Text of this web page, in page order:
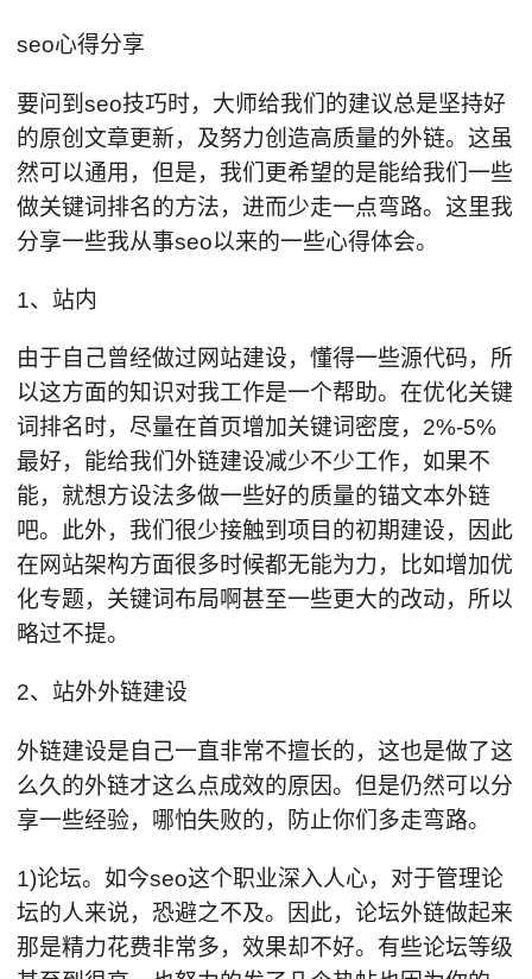
seo心得分享
要问到seo技巧时，大师给我们的建议总是坚持好
的原创文章更新，及努力创造高质量的外链。这虽
然可以通用，但是，我们更希望的是能给我们一些
做关键词排名的方法，进而少走一点弯路。这里我
分享一些我从事seo以来的一些心得体会。
1、站内
由于自己曾经做过网站建设，懂得一些源代码，所
以这方面的知识对我工作是一个帮助。在优化关键
词排名时，尽量在首页增加关键词密度，2%-5%
最好，能给我们外链建设减少不少工作，如果不
能，就想方设法多做一些好的质量的锚文本外链
吧。此外，我们很少接触到项目的初期建设，因此
在网站架构方面很多时候都无能为力，比如增加优
化专题，关键词布局啊甚至一些更大的改动，所以
略过不提。
2、站外外链建设
外链建设是自己一直非常不擅长的，这也是做了这
么久的外链才这么点成效的原因。但是仍然可以分
享一些经验，哪怕失败的，防止你们多走弯路。
1)论坛。如今seo这个职业深入人心，对于管理论
坛的人来说，恐避之不及。因此，论坛外链做起来
那是精力花费非常多，效果却不好。有些论坛等级